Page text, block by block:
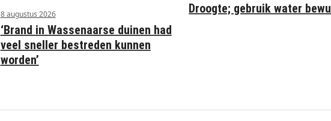
8 augustus 2026
‘Brand in Wassenaarse duinen had
veel sneller bestreden kunnen
worden’
Droogte; gebruik water